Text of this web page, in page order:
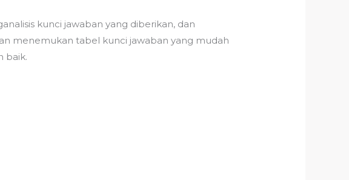
kunci jawaban yang diberikan, dan
menemukan tabel kunci jawaban yang mudah
baik.